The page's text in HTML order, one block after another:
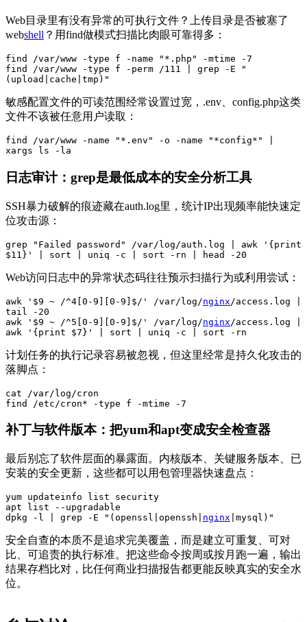
Web目录里有没有异常的可执行文件？上传目录是否被塞了
webshell ？用find做模式扫描比肉眼可靠得多：
find /var/www -type f -name "*.php" -mtime -7
find /var/www -type f -perm /111 | grep -E "
(upload|cache|tmp)"
敏感配置文件的可读范围经常设置过宽，.env、config.php这类
文件不该被任意用户读取：
find /var/www -name "*.env" -o -name "*config*" |
xargs ls -la
日志审计：grep是最低成本的安全分析工具
SSH暴力破解的痕迹藏在auth.log里，统计IP出现频率能快速定
位攻击源：
grep "Failed password" /var/log/auth.log | awk '{print
$11}' | sort | uniq -c | sort -rn | head -20
Web访问日志中的异常状态码往往预示扫描行为或利用尝试：
awk '$9 ~ /^4[0-9][0-9]$/' /var/log/nginx /access.log |
tail -20
awk '$9 ~ /^5[0-9][0-9]$/' /var/log/nginx /access.log |
awk '{print $7}' | sort | uniq -c | sort -rn
计划任务的执行记录容易被忽视，但这里经常是持久化攻击的
落脚点：
cat /var/log/cron
find /etc/cron* -type f -mtime -7
补丁与软件版本：把yum和apt变成安全检查器
最后别忘了软件层面的暴露面。内核版本、关键服务版本、已
安装的安全更新，这些都可以用包管理器快速盘点：
yum updateinfo list security
apt list --upgradable
dpkg -l | grep -E "(openssl|openssh| nginx |mysql)"
安全自查的本质不是追求完美覆盖，而是建立可重复、可对
比、可追责的执行标准。把这些命令按周或按月跑一遍，输出
结果存档比对，比任何商业扫描报告都更能反映真实的安全水
位。